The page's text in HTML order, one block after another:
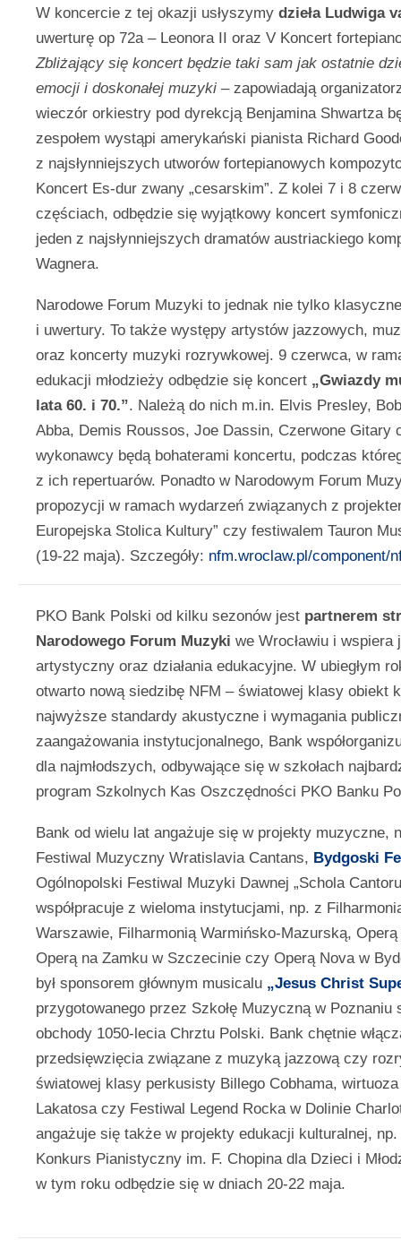
W koncercie z tej okazji usłyszymy dzieła Ludwiga
uwerturę op 72a – Leonora II oraz V Koncert
Zbliżający się koncert będzie taki sam jak ostatnie
emocji i doskonałej muzyki – zapowiadają
wieczór orkiestry pod dyrekcją Benjamina Shwartza
zespołem wystąpi amerykański pianista Richard
z najsłynniejszych utworów fortepianowych
Koncert Es-dur zwany „cesarskim”. Z kolei 7 i 8
częściach, odbędzie się wyjątkowy koncert
jeden z najsłynniejszych dramatów austriackiego
Wagnera.
Narodowe Forum Muzyki to jednak nie tylko
i uwertury. To także występy artystów jazzowych,
oraz koncerty muzyki rozrywkowej. 9 czerwca, w
edukacji młodzieży odbędzie się koncert „Gwiazdy
lata 60. i 70.”. Należą do nich m.in. Elvis Presley,
Abba, Demis Roussos, Joe Dassin, Czerwone Gitary
wykonawcy będą bohaterami koncertu, podczas
z ich repertuarów. Ponadto w Narodowym Forum
propozycji w ramach wydarzeń związanych z
Europejska Stolica Kultury” czy festiwalem Tauron
(19-22 maja). Szczegóły: nfm.wroclaw.pl/component/
PKO Bank Polski od kilku sezonów jest partnerem
Narodowego Forum Muzyki we Wrocławiu i wspiera
artystyczny oraz działania edukacyjne. W ubiegłym
otwarto nową siedzibę NFM – światowej klasy obiekt
najwyższe standardy akustyczne i wymagania
zaangażowania instytucjonalnego, Bank
dla najmłodszych, odbywające się w szkołach
program Szkolnych Kas Oszczędności PKO Banku
Bank od wielu lat angażuje się w projekty muzyczne,
Festiwal Muzyczny Wratislavia Cantans, Bydgoski
Ogólnopolski Festiwal Muzyki Dawnej „Schola
współpracuje z wieloma instytucjami, np. z
Warszawie, Filharmonią Warmińsko-Mazurską,
Operą na Zamku w Szczecinie czy Operą Nova w
był sponsorem głównym musicalu „Jesus Christ
przygotowanego przez Szkołę Muzyczną w
obchody 1050-lecia Chrztu Polski. Bank chętnie
przedsięwzięcia związane z muzyką jazzową czy
światowej klasy perkusisty Billego Cobhama,
Lakatosa czy Festiwal Legend Rocka w Dolinie
angażuje się także w projekty edukacji kulturalnej,
Konkurs Pianistyczny im. F. Chopina dla Dzieci i
w tym roku odbędzie się w dniach 20-22 maja.